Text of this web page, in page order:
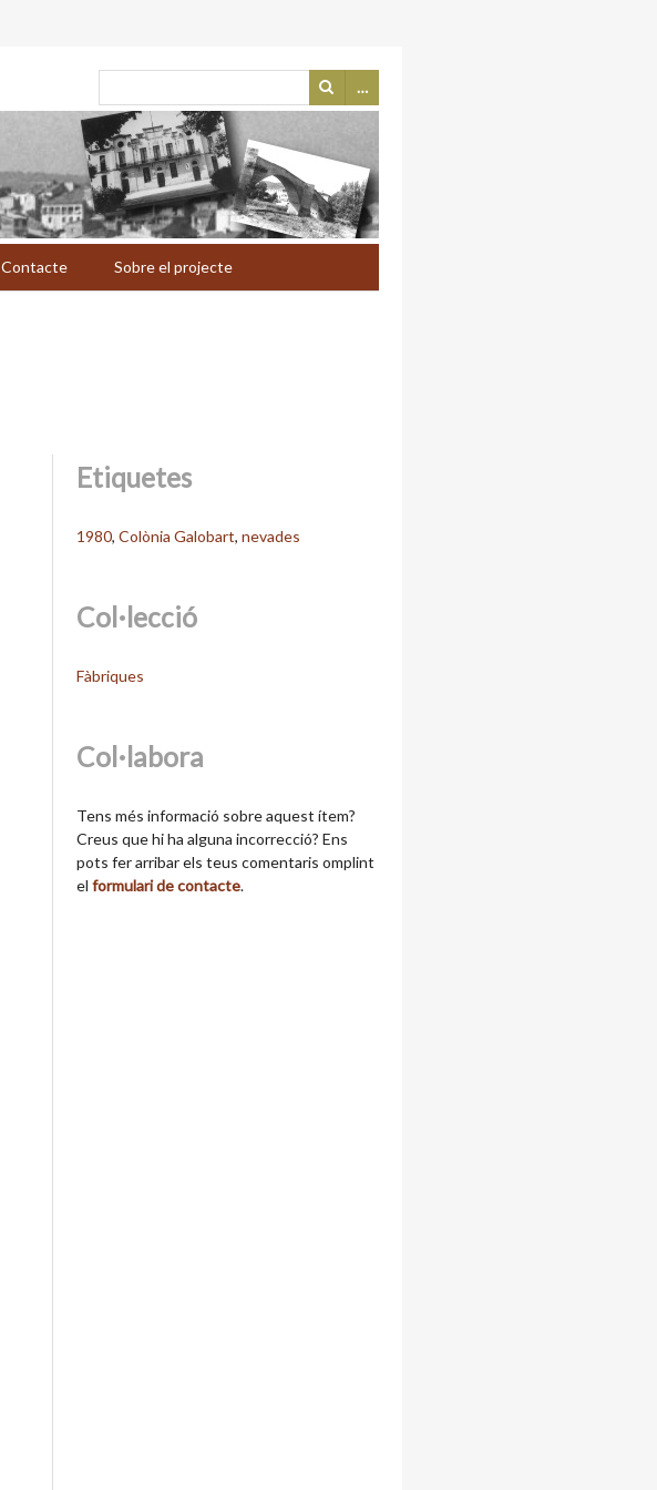
…
Contacte Sobre el projecte
Etiquetes
1980,Colònia Galobart,nevades
Col·lecció
Fàbriques
Col·labora
Tens més informació sobre aquest ítem?
Creus que hi ha alguna incorrecció? Ens
pots fer arribar els teus comentaris omplint
elformulari de contacte.